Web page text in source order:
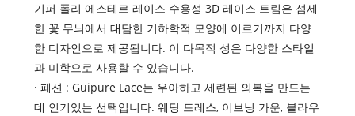
기퍼 폴리 에스테르 레이스 수용성 3D 레이스 트림은 섬세
한 꽃 무늬에서 대담한 기하학적 모양에 이르기까지 다양
한 디자인으로 제공됩니다. 이 다목적 성은 다양한 스타일
과 미학으로 사용할 수 있습니다.
· 패션 : Guipure Lace는 우아하고 세련된 의복을 만드는
데 인기있는 선택입니다. 웨딩 드레스, 이브닝 가운, 블라우